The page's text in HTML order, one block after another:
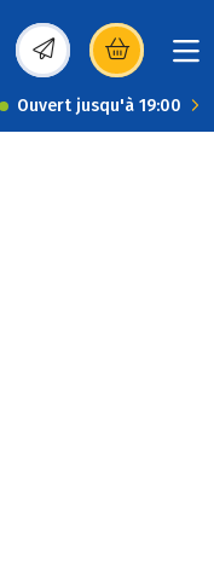
(s’ouvre dans une
Ouvert jusqu'à 19:00